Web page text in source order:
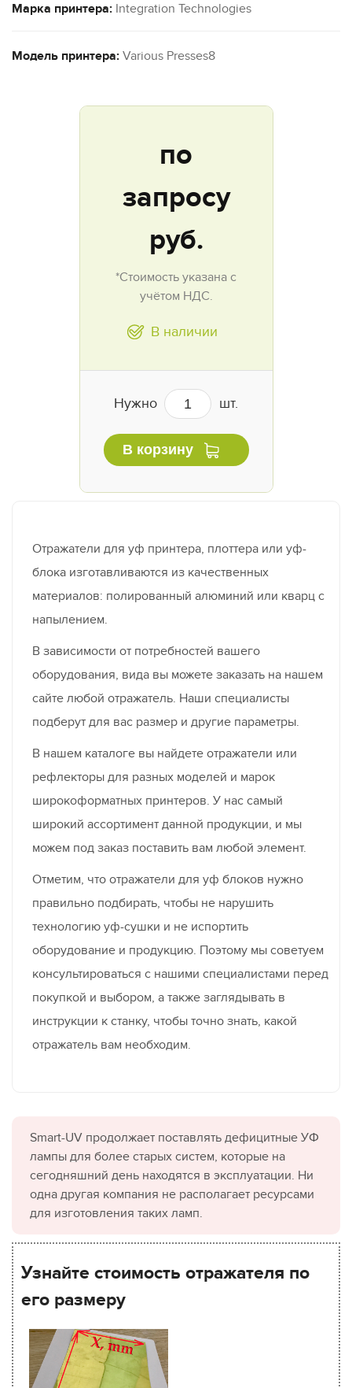
Марка принтера: Integration Technologies
Модель принтера: Various Presses8
по
запросу
руб.
*Стоимость указана с
учётом НДС.
В наличии
Нужно шт.
В корзину
Отражатели для уф принтера, плоттера или уф-
блока изготавливаются из качественных
материалов: полированный алюминий или кварц с
напылением.
В зависимости от потребностей вашего
оборудования, вида вы можете заказать на нашем
сайте любой отражатель. Наши специалисты
подберут для вас размер и другие параметры.
В нашем каталоге вы найдете отражатели или
рефлекторы для разных моделей и марок
широкоформатных принтеров. У нас самый
широкий ассортимент данной продукции, и мы
можем под заказ поставить вам любой элемент.
Отметим, что отражатели для уф блоков нужно
правильно подбирать, чтобы не нарушить
технологию уф-сушки и не испортить
оборудование и продукцию. Поэтому мы советуем
консультироваться с нашими специалистами перед
покупкой и выбором, а также заглядывать в
инструкции к станку, чтобы точно знать, какой
отражатель вам необходим.
Smart-UV продолжает поставлять дефицитные УФ
лампы для более старых систем, которые на
сегодняшний день находятся в эксплуатации. Ни
одна другая компания не располагает ресурсами
для изготовления таких ламп.
Узнайте стоимость отражателя по
его размеру